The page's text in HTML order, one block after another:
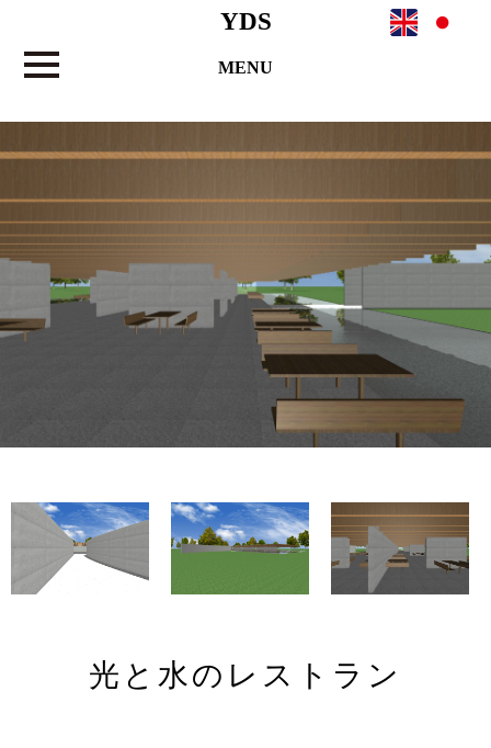
YDS
MENU
光と水のレストラン